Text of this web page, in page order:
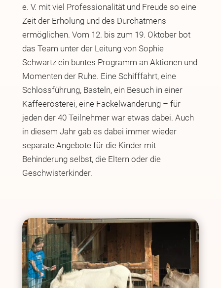
e. V. mit viel Professionalität und Freude so eine
Zeit der Erholung und des Durchatmens
ermöglichen. Vom 12. bis zum 19. Oktober bot
das Team unter der Leitung von Sophie
Schwartz ein buntes Programm an Aktionen und
Momenten der Ruhe. Eine Schifffahrt, eine
Schlossführung, Basteln, ein Besuch in einer
Kaffeerösterei, eine Fackelwanderung – für
jeden der 40 Teilnehmer war etwas dabei. Auch
in diesem Jahr gab es dabei immer wieder
separate Angebote für die Kinder mit
Behinderung selbst, die Eltern oder die
Geschwisterkinder.